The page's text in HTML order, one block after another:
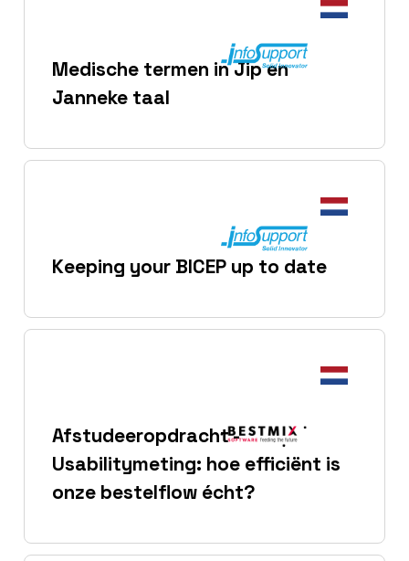
Medische termen in Jip en
Janneke taal
Keeping your BICEP up to date
Afstudeeropdracht -
Usabilitymeting: hoe efficiënt is
onze bestelflow écht?